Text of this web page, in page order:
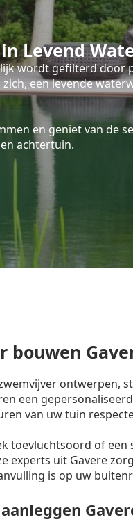
Levend
wordt gefilterd door
een levende
en geniet van de
achtertuin.
bouwen
ontwerpen,
een
van uw tuin
toevluchtsoord of een
experts uit Gavere
is op uw